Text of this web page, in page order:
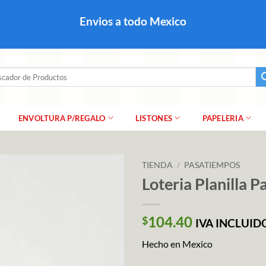
Envios a todo Mexico
ENVOLTURA P/REGALO LISTONES PAPELERIA
TIENDA / PASATIEMPOS
Loteria Planilla
$104.40 IVA
Hecho en Mexico